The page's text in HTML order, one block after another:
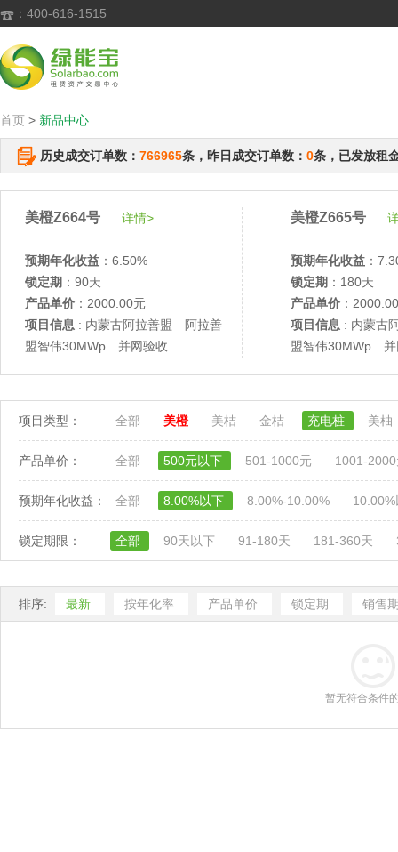
 ：400-616-1515
首页 > 新品中心
历史成交订单数： 766965条，昨日成交订单数： 0条，已发放租
美橙Z664号 详情>
预期年化收益 ：6.50%
锁定期 ：90天
产品单价 ：2000.00元
项目信息 : 内蒙古阿拉善盟 阿拉善
盟智伟30MWp 并网验收
美橙Z665号
预期年化收益 ：
锁定期 ：180天
产品单价 ：
项目信息 : 内蒙古
盟智伟30MWp 并
项目类型： 全部 美橙 美桔 金桔 充电桩 美柚
产品单价： 全部 500元以下 501-1000元 1001-
预期年化收益： 全部 8.00%以下 8.00%-10.00%
锁定期限： 全部 90天以下 91-180天 181-360天
排序: 最新 按年化率 产品单价 锁定期 销售
暂无符合条件